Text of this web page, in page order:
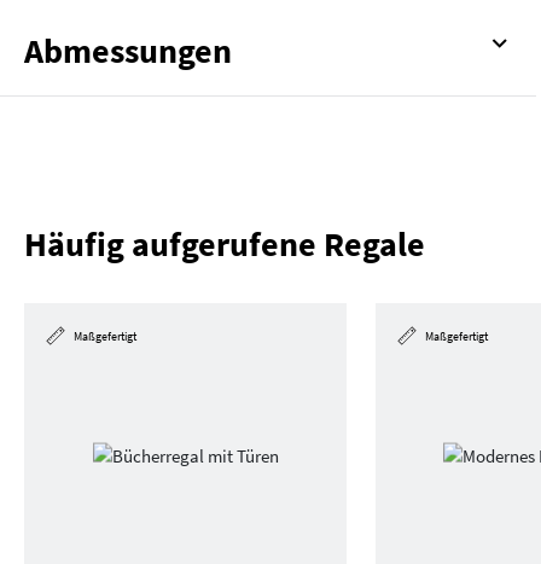
Abmessungen
Häufig aufgerufene Regale
Maßgefertigt Maßgefertigt